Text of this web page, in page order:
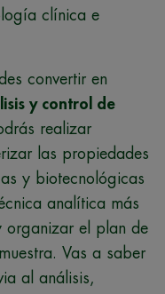
clínica e
convertir en
y control de
realizar
las propiedades
y biotecnológicas
analítica más
organizar el plan de
Vas a saber
al análisis,